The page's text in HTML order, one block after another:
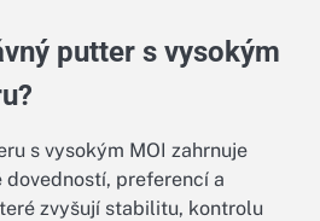
putter s vysokým
s vysokým MOI zahrnuje
dovedností, preferencí a
zvyšují stabilitu, kontrolu